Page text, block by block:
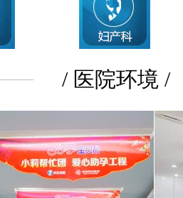
/ 医院环境 /